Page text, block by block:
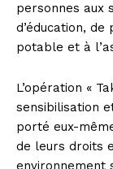
personnes aux
d’éducation, de
potable et à
L’opération «
sensibilisation
porté eux-
de leurs droits
environnement